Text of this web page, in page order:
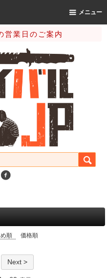
メニュー
営業日のご案内
順 価格順
Next >